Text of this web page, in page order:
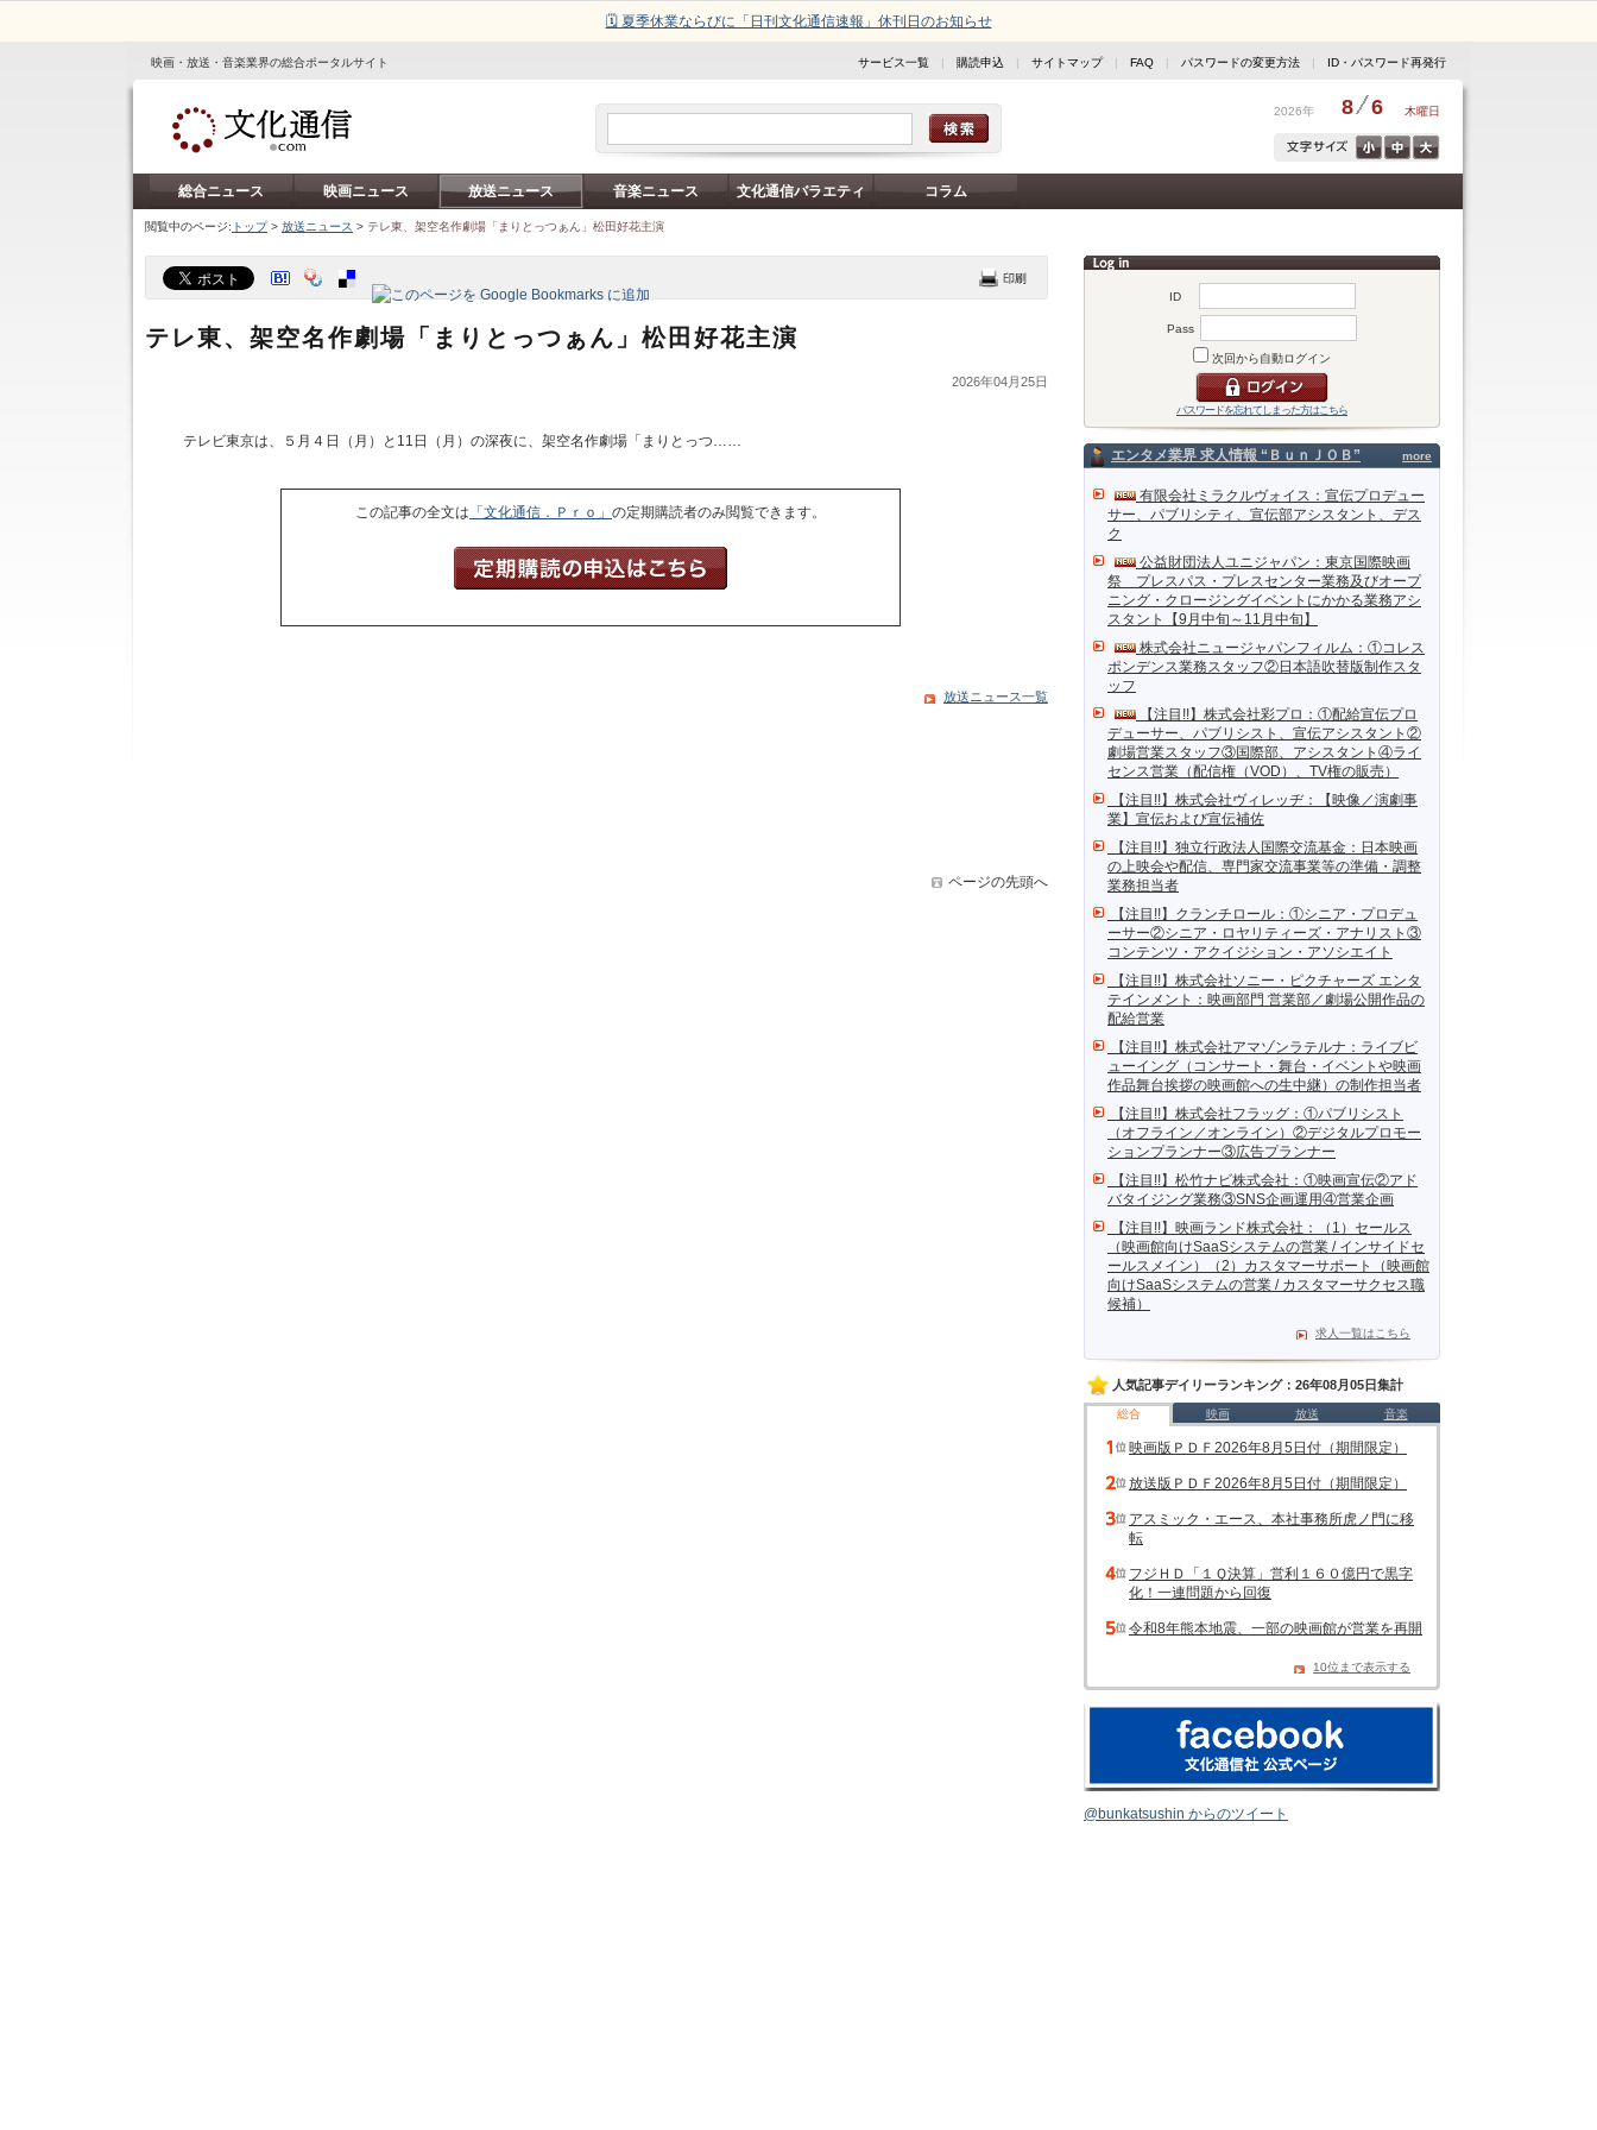
🗓️ 夏季休業ならびに「日刊文化通信速報」休刊日のお知らせ
映画・放送・音楽業界の総合ポータルサイト サービス一覧 | 購読申込 | サイトマップ| FAQ | パスワードの変更方法 | ID・パスワード再発行
2026年 8 6 木曜日
総合ニュース 映画ニュース 放送ニュース 音楽ニュース 文化通信バラエティ コラム
閲覧中のページ: トップ> 放送ニュース > テレ東、架空名作劇場「まりとっつぁん」松田好花主演
ID
Pass
次回から自動ログイン
パスワードを忘れてしまった方はこちら
more
エンタメ業界 求人情報 “ＢｕｎＪＯＢ”
有限会社ミラクルヴォイス：宣伝プロデュー
サー、パブリシティ、宣伝部アシスタント、デス
ク
公益財団法人ユニジャパン：東京国際映画
祭 プレスパス・プレスセンター業務及びオープ
ニング・クロージングイベントにかかる業務アシ
スタント【9月中旬～11月中旬】
株式会社ニュージャパンフィルム：①コレス
ポンデンス業務スタッフ②日本語吹替版制作スタ
ッフ
【注目!!】株式会社彩プロ：①配給宣伝プロ
デューサー、パブリシスト、宣伝アシスタント②
劇場営業スタッフ③国際部、アシスタント④ライ
センス営業（配信権（VOD）、TV権の販売）
【注目!!】株式会社ヴィレッヂ：【映像／演劇事
業】宣伝および宣伝補佐
【注目!!】独立行政法人国際交流基金：日本映画
の上映会や配信、専門家交流事業等の準備・調整
業務担当者
【注目!!】クランチロール：①シニア・プロデュ
ーサー②シニア・ロヤリティーズ・アナリスト③
コンテンツ・アクイジション・アソシエイト
【注目!!】株式会社ソニー・ピクチャーズ エンタ
テインメント：映画部門 営業部／劇場公開作品の
配給営業
【注目!!】株式会社アマゾンラテルナ：ライブビ
ューイング（コンサート・舞台・イベントや映画
作品舞台挨拶の映画館への生中継）の制作担当者
【注目!!】株式会社フラッグ：①パブリシスト
（オフライン／オンライン）②デジタルプロモー
ションプランナー③広告プランナー
【注目!!】松竹ナビ株式会社：①映画宣伝②アド
バタイジング業務③SNS企画運用④営業企画
【注目!!】映画ランド株式会社：（1）セールス
（映画館向けSaaSシステムの営業 / インサイドセ
ールスメイン）（2）カスタマーサポート（映画館
向けSaaSシステムの営業 / カスタマーサクセス職
候補）
求人一覧はこちら
人気記事デイリーランキング：26年08月05日集計
総合 映画 放送 音楽
映画版ＰＤＦ2026年8月5日付（期間限定）
放送版ＰＤＦ2026年8月5日付（期間限定）
アスミック・エース、本社事務所虎ノ門に移
転
フジＨＤ「１Ｑ決算」営利１６０億円で黒字
化！一連問題から回復
令和8年熊本地震、一部の映画館が営業を再開
10位まで表示する
@bunkatsushin からのツイート
テレ東、架空名作劇場「まりとっつぁん」松田好花主演
2026年04月25日
テレビ東京は、５月４日（月）と11日（月）の深夜に、架空名作劇場「まりとっつ……
この記事の全文は 「文化通信．Ｐｒｏ」 の定期購読者のみ閲覧できます。
放送ニュース一覧
ページの先頭へ